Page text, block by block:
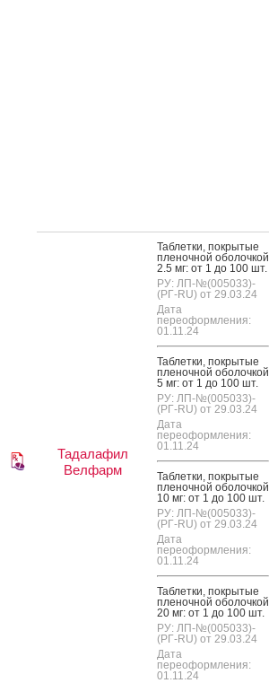
Тадалафил
Велфарм
Таб­летки, пок­ры­тые
пле­ноч­ной обо­лоч­кой
2.5 мг: от 1 до 100 шт.
РУ: ЛП-№(005033)-
(РГ-RU) от 29.03.24
Дата
переоформления:
01.11.24
Таб­летки, пок­ры­тые
пле­ноч­ной обо­лоч­кой
5 мг: от 1 до 100 шт.
РУ: ЛП-№(005033)-
(РГ-RU) от 29.03.24
Дата
переоформления:
01.11.24
Таб­летки, пок­ры­тые
пле­ноч­ной обо­лоч­кой
10 мг: от 1 до 100 шт.
РУ: ЛП-№(005033)-
(РГ-RU) от 29.03.24
Дата
переоформления:
01.11.24
Таб­летки, пок­ры­тые
пле­ноч­ной обо­лоч­кой
20 мг: от 1 до 100 шт.
РУ: ЛП-№(005033)-
(РГ-RU) от 29.03.24
Дата
переоформления:
01.11.24